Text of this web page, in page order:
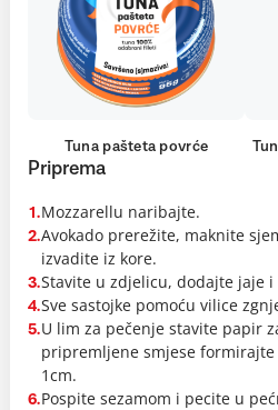
Tuna pašteta povrće
Priprema
1.Mozzarellu naribajte.
2.Avokado prerežite, maknite
izvadite iz kore.
3.Stavite u zdjelicu, dodajte jaje
4.Sve sastojke pomoću vilice
5.U lim za pečenje stavite papir
pripremljene smjese
1cm.
6.Pospite sezamom i pecite u